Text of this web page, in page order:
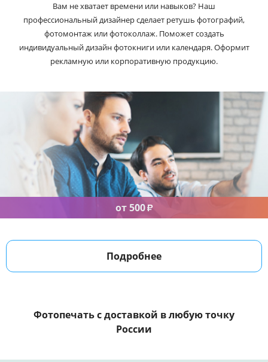
от 500₽
Вам не хватает времени или навыков? Наш
профессиональный дизайнер сделает ретушь фотографий,
фотомонтаж или фотоколлаж. Поможет создать
индивидуальный дизайн фотокниги или календаря. Оформит
рекламную или корпоративную продукцию.
Подробнее
Фотопечать с доставкой в любую точку
России